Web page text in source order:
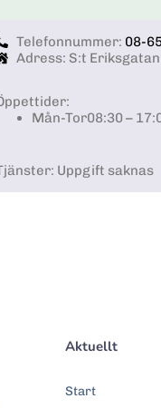
Telefonnummer: 08-
Adress: S:t Eriksgatan
Mån-Tor08:30 –
Uppgift saknas
Aktuellt
Start